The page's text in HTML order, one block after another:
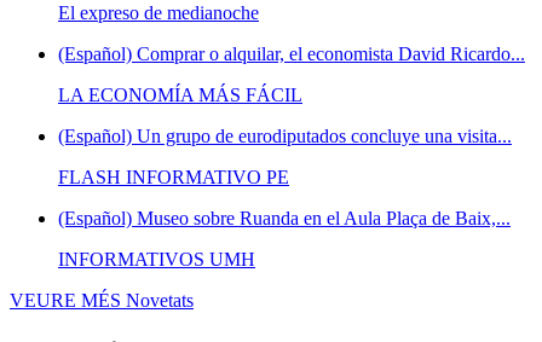
El expreso de medianoche
(Español) Comprar o alquilar, el economista David Ricardo...
LA ECONOMÍA MÁS FÁCIL
(Español) Un grupo de eurodiputados concluye una visita...
FLASH INFORMATIVO PE
(Español) Museo sobre Ruanda en el Aula Plaça de Baix,...
INFORMATIVOS UMH
VEURE MÉS Novetats